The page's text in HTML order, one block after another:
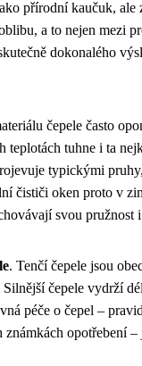
přírodní kaučuk,
a to nejen mezi
dokonalého
čepele často
teplotách tuhne i ta
typickými
čističi oken proto v
svou
. Tenčí čepele jsou
čepele vydrží
péče o čepel –
opotřebení